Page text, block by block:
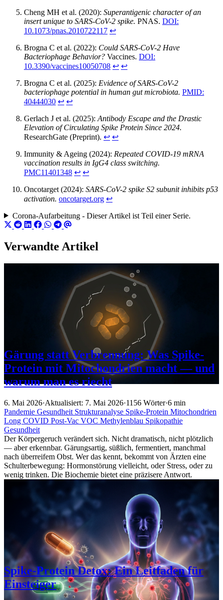
Cheng MH et al. (2020): Superantigenic character of an
insert unique to SARS-CoV-2 spike. PNAS. DOI:
10.1073/pnas.2010722117 ↩︎
Brogna C et al. (2022): Could SARS-CoV-2 Have
Bacteriophage Behavior? Vaccines. DOI:
10.3390/vaccines10050708 ↩︎ ↩︎
Brogna C et al. (2025): Evidence of SARS-CoV-2
bacteriophage potential in human gut microbiota. PMID:
40444030 ↩︎ ↩︎
Gerlach J et al. (2025): Antibody Escape and the Drastic
Elevation of Circulating Spike Protein Since 2024.
ResearchGate (Preprint). ↩︎ ↩︎
Immunity & Ageing (2024): Repeated COVID-19 mRNA
vaccination results in IgG4 class switching.
PMC11401348 ↩︎ ↩︎
Oncotarget (2024): SARS-CoV-2 spike S2 subunit inhibits p53
activation. oncotarget.org ↩︎
Corona-Aufarbeitung - Dieser Artikel ist Teil einer Serie.
Verwandte Artikel
Gärung statt Verbrennung: Was Spike-
Protein mit Mitochondrien macht — und
warum man es riecht
6. Mai 2026·Aktualisiert: 7. Mai 2026·1156 Wörter·6 min
Pandemie Gesundheit Strukturanalyse Spike-Protein Mitochondrien
Long COVID Post-Vac VOC Methylenblau Spikopathie
Gesundheit
Der Körpergeruch verändert sich. Nicht dramatisch, nicht plötzlich
— aber erkennbar. Gärungsartig, süßlich, fermentiert, manchmal
nach überreifem Obst. Wer das kennt, bekommt von Ärzten eine
Schulterbewegung: Hormonstörung vielleicht, oder Stress, oder zu
wenig trinken. Die Biochemie bietet eine präzisere Antwort.
Spike-Protein Detox: Ein Leitfaden für
Einsteiger